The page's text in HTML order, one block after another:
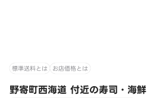
標準送料とは お店価格とは
野寄町西海道 付近の寿司・海鮮